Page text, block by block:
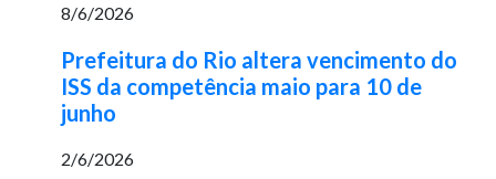
8/6/2026
Prefeitura do Rio altera vencimento do
ISS da competência maio para 10 de
junho
2/6/2026